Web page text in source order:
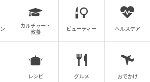
ージです。
マ、生きてるよね？」寝ていると思
を開けたら
カルチャー・
教養
ビューティー ヘルスケア
レシピ グルメ おでかけ